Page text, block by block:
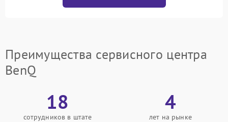
Преимущества сервисного центра
BenQ
18
сотрудников в штате
4
лет на рынке